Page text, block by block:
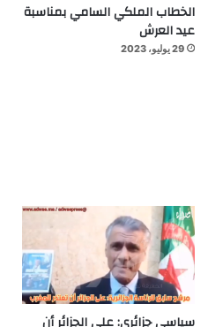
الخطاب الملكي السامي بمناسبة
عيد العرش
29 يوليو، 2023